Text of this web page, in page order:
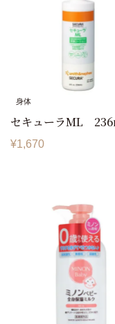
身体
セキューラML
¥1,670